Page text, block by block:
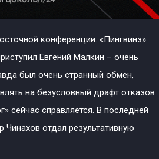
конференции. «Пингвинз»
Евгений Малкин – очень
был очень странный обмен,
на безусловный драфт отказов
сейчас справляется. В последней
отдал результативную